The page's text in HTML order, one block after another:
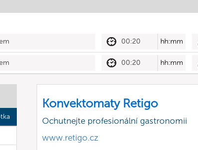
00:20 hh:mm
00:20 hh:mm
Konvektomaty Retigo
Ochutnejte profesionální gastronomii
www.retigo.cz